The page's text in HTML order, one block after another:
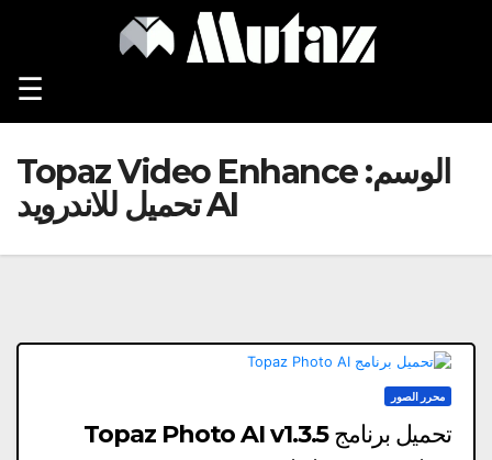
☰
الوسم:Topaz Video Enhance
AI تحميل للاندرويد
محرر الصور
تحميل برنامج Topaz Photo AI v1.3.5